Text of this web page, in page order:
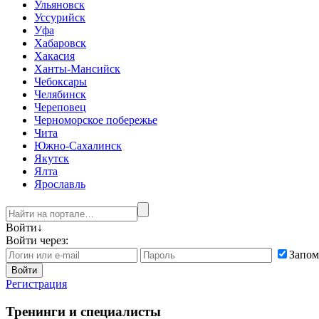
Ульяновск
Уссурийск
Уфа
Хабаровск
Хакасия
Ханты-Мансийск
Чебоксары
Челябинск
Череповец
Черноморское побережье
Чита
Южно-Сахалинск
Якутск
Ялта
Ярославль
Войти↓
Войти через:
Войти
Регистрация
Тренинги и специалисты